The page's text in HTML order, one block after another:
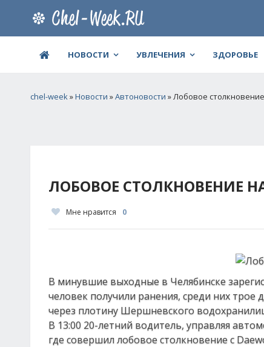
НОВОСТИ УВЛЕЧЕНИЯ ЗДОРОВЬЕ
chel-week»Новости »Автоновости » Лобовое
ЛОБОВОЕ СТОЛКНОВЕНИЕ
Мне нравится 0
В минувшие выходные в Челябинске
человек получили ранения, среди них трое
через плотину Шершневского
В 13:00 20-летний водитель, управляя
где совершил лобовое столкновение с